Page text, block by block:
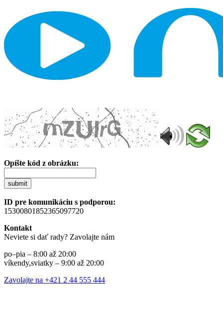
Opíšte kód z obrázku:
submit
ID pre komunikáciu s podporou:
15300801852365097720
Kontakt
Neviete si dať rady? Zavolajte nám
po–pia – 8:00 až 20:00
víkendy,sviatky – 9:00 až 20:00
Zavolajte na +421 2 44 555 444